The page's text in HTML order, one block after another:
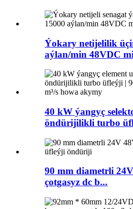
Ýokary netijelilik
aýlan/min 48VDC
40 kW ýangyç
öndürijilikli turbo
90 mm diametrli
çotgasyz dc b...